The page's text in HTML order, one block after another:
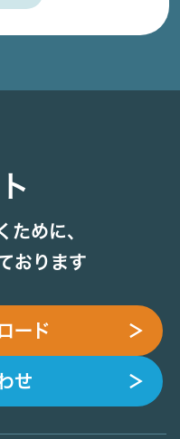
ために、
おります
ード ＞
せ ＞